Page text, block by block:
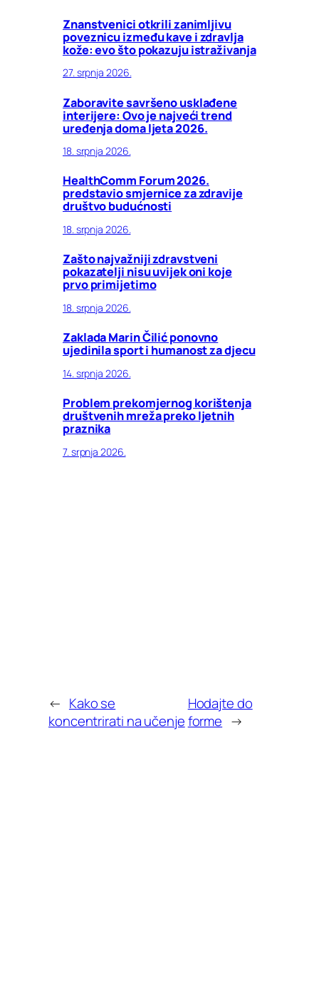
Znanstvenici otkrili zanimljivu
poveznicu između kave i zdravlja
kože: evo što pokazuju istraživanja
27. srpnja 2026.
Zaboravite savršeno usklađene
interijere: Ovo je najveći trend
uređenja doma ljeta 2026.
18. srpnja 2026.
HealthComm Forum 2026.
predstavio smjernice za zdravije
društvo budućnosti
18. srpnja 2026.
Zašto najvažniji zdravstveni
pokazatelji nisu uvijek oni koje
prvo primijetimo
18. srpnja 2026.
Zaklada Marin Čilić ponovno
ujedinila sport i humanost za djecu
14. srpnja 2026.
Problem prekomjernog korištenja
društvenih mreža preko ljetnih
praznika
7. srpnja 2026.
← Kako se
koncentrirati na učenje
Hodajte do
forme →